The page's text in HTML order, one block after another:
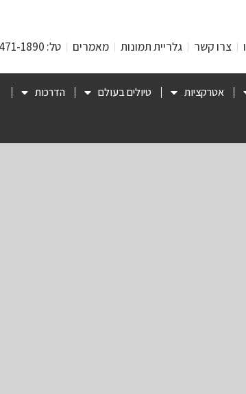
צרו קשר גלריית תמונות מאמרים טל: 053-471-1890
אטרקציות טיולים בעולם הדרכות